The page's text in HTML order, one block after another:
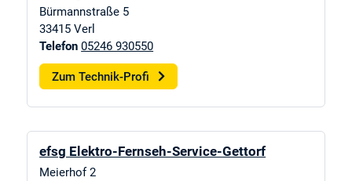
Bürmannstraße 5
33415 Verl
Telefon 05246 930550
Zum Technik-Profi
efsg Elektro-Fernseh-Service-Gettorf
Meierhof 2